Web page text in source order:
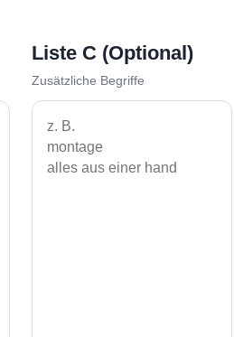
Liste C (Optional)
Zusätzliche Begriffe